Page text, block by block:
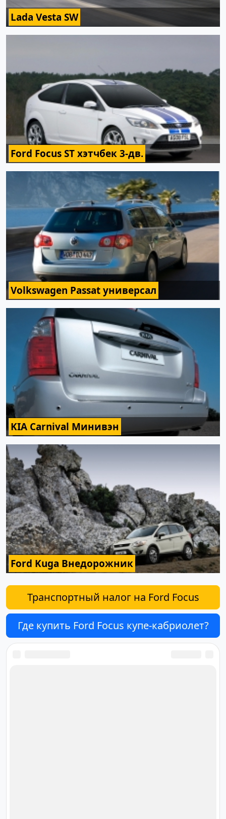
Lada Vesta SW
Ford Focus ST хэтчбек 3-дв.
Volkswagen Passat универсал
KIA Carnival Минивэн
Ford Kuga Внедорожник
Транспортный налог на Ford Focus
Где купить Ford Focus купе-кабриолет?